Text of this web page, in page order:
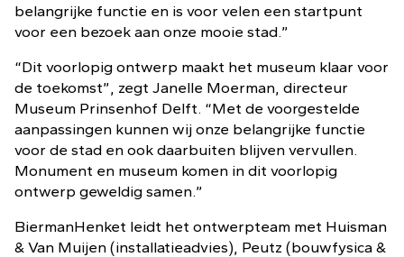
belangrijke functie en is voor velen een startpunt
voor een bezoek aan onze mooie stad.”
“Dit voorlopig ontwerp maakt het museum klaar voor
de toekomst”, zegt Janelle Moerman, directeur
Museum Prinsenhof Delft. “Met de voorgestelde
aanpassingen kunnen wij onze belangrijke functie
voor de stad en ook daarbuiten blijven vervullen.
Monument en museum komen in dit voorlopig
ontwerp geweldig samen.”
BiermanHenket leidt het ontwerpteam met Huisman
& Van Muijen (installatieadvies), Peutz (bouwfysica &